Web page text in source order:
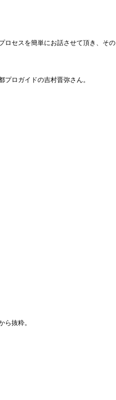
ロセスを簡単にお話させて頂き、その
ロガイドの吉村晋弥さん。
ら抜粋。